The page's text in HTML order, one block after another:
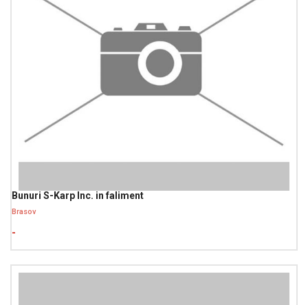
Bunuri S-Karp Inc. in faliment
Brasov
-